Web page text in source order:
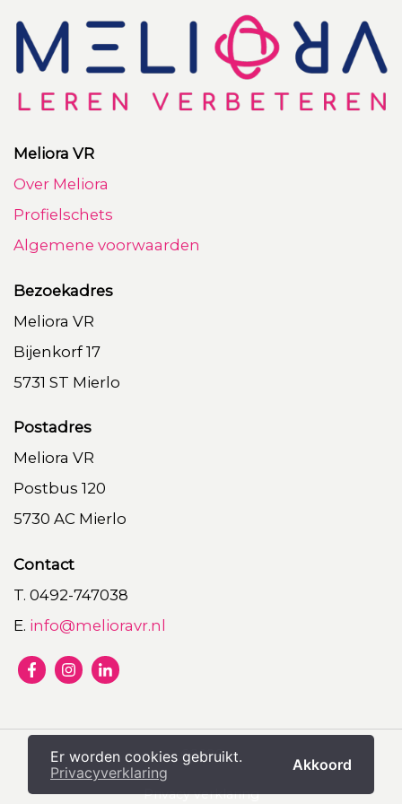
Er worden cookies gebruikt.
Privacyverklaring
Akkoord
Meliora VR
Over Meliora
Profielschets
Algemene voorwaarden
Bezoekadres
Meliora VR
Bijenkorf 17
5731 ST Mierlo
Postadres
Meliora VR
Postbus 120
5730 AC Mierlo
Contact
T. 0492-747038
E. info@melioravr.nl
©2026
Privacy verklaring